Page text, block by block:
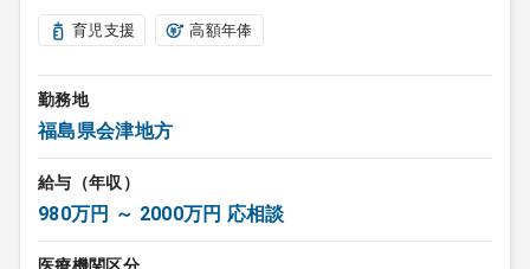
育児支援 高額年俸
勤務地
福島県会津地方
給与（年収）
980万円 ～ 2000万円 応相談